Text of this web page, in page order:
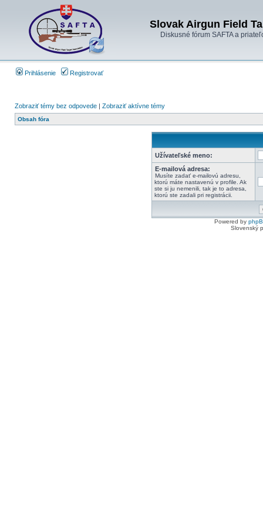
Slovak Airgun Field
Diskusné fórum SAFTA a
Prihlásenie Registrovať
Zobraziť témy bez odpovede | Zobraziť aktívne témy
Obsah fóra
Užívateľské meno:
E-mailová adresa:
Musíte zadať e-mailovú adresu,
ktorú máte nastavenú v profile. Ak
ste si ju nemenili, tak je to adresa,
ktorú ste zadali pri registrácii.
Powered by
Slovenský